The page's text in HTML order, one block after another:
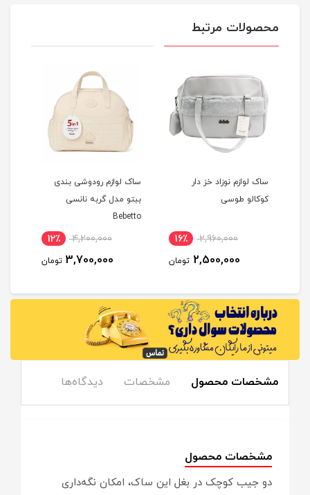
محصولات مرتبط
نوزاد خز دار
تومان
ساک لوازم رودوشی بندی
ببتو مدل گربه نانسی
4,200,000
3,700,000 تومان
کوله چرم مایورال Bebeto
4,250,000
3,300,000
مشخصات محصول مشخصات دیدگاه‌ها
مشخصات محصول
دو جیب کوچک در بغل این ساک، امکان نگه‌داری